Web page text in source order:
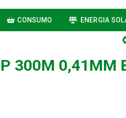
CONSUMO ENERGIA
300M 0,41MM